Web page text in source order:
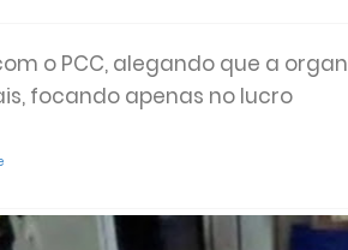
o PCC, alegando que a
focando apenas no lucro